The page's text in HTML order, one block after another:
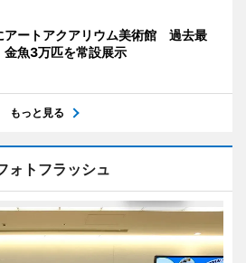
アートアクアリウム美術館 過去最
金魚3万匹を常設展示
もっと見る
ォトフラッシュ